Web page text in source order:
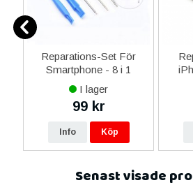
Reparations-Set För
Smartphone - 8 i 1
I lager
99 kr
Info Köp
Senast visade